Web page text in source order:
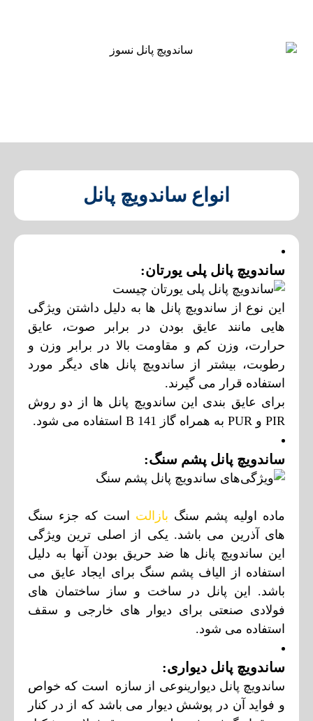
انواع ساندویچ پانل
ساندویچ پانل پلی یورتان:
این نوع از ساندویچ پانل ها به دلیل داشتن ویژگی
هایی مانند عایق بودن در برابر صوت، عایق
حرارت، وزن کم و مقاومت بالا در برابر وزن و
رطوبت، بیشتر از ساندویچ پانل های دیگر مورد
استفاده قرار می گیرند.
برای عایق بندی این ساندویچ پانل ها از دو روش
PIR و PUR به همراه گاز B 141 استفاده می شود.
ساندویچ پانل پشم سنگ:
ماده اولیه پشم سنگ بازالت است که جزء سنگ
های آذرین می باشد. یکی از اصلی ترین ویژگی
این ساندویچ پانل ها ضد حریق بودن آنها به دلیل
استفاده از الیاف پشم سنگ برای ایجاد عایق می
باشد. این پانل در ساخت و ساز ساختمان های
فولادی صنعتی برای دیوار های خارجی و سقف
استفاده می شود.
ساندویچ پانل دیواری:
ساندویچ پانل دیوارینوعی از سازه است که خواص
و فواید آن در پوشش دیوار می باشد که از در کنار